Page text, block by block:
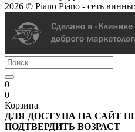
2026 © Piano Piano - сеть
0
0
Корзина
ДЛЯ ДОСТУПА НА САЙТ
ПОДТВЕРДИТЬ ВОЗРАСТ